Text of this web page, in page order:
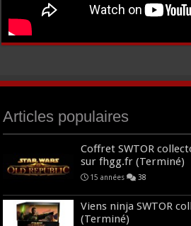
Articles populaires
Coffret SWTOR
sur fhgg.fr (Terminé)
15 années 38
Viens ninja SWTOR
(Terminé)